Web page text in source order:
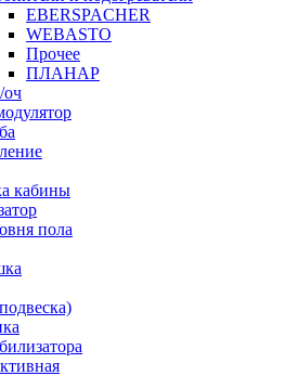
EBERSPACHER
WEBASTO
Прочее
ПЛАНАР
оч
кабины
пола